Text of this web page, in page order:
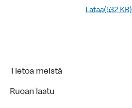
Lataa(532 KB)
Tietoa meistä
Ruoan laatu